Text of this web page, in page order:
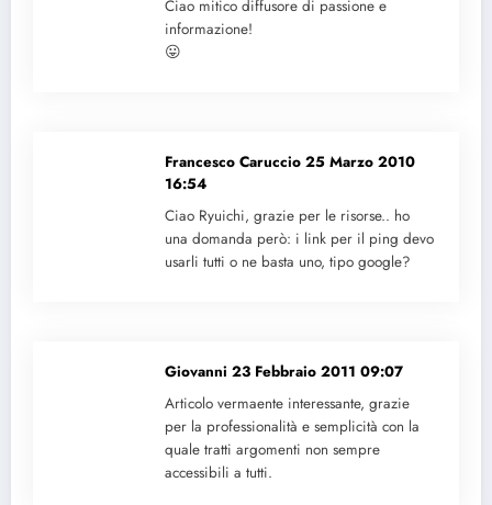
Ciao mitico diffusore di passione e
informazione!
😛
Francesco Caruccio 25 Marzo 2010
16:54
Ciao Ryuichi, grazie per le risorse.. ho
una domanda però: i link per il ping devo
usarli tutti o ne basta uno, tipo google?
Giovanni 23 Febbraio 2011 09:07
Articolo vermaente interessante, grazie
per la professionalità e semplicità con la
quale tratti argomenti non sempre
accessibili a tutti.